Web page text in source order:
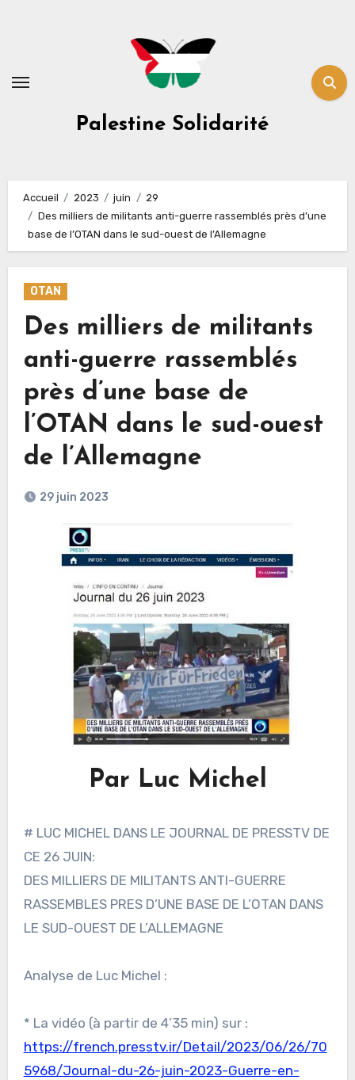
Palestine Solidarité
Accueil 2023 juin
29
Des milliers de militants anti-guerre rassemblés près d’une
base de l’OTAN dans le sud-ouest de l’Allemagne
OTAN
Des milliers de militants
anti-guerre rassemblés
près d’une base de
l’OTAN dans le sud-ouest
de l’Allemagne
29 juin 2023
Par Luc Michel
# LUC MICHEL DANS LE JOURNAL DE PRESSTV DE
CE 26 JUIN:
DES MILLIERS DE MILITANTS ANTI-GUERRE
RASSEMBLES PRES D’UNE BASE DE L’OTAN DANS
LE SUD-OUEST DE L’ALLEMAGNE
Analyse de Luc Michel :
* La vidéo (à partir de 4’35 min) sur :
https://french.presstv.ir/Detail/2023/06/26/70
5968/Journal-du-26-juin-2023-Guerre-en-